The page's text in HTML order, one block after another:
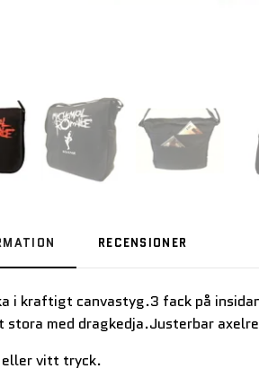
RECENSIONER
i kraftigt canvastyg.3 fack på
stora med dragkedja.Justerbar
vitt tryck.